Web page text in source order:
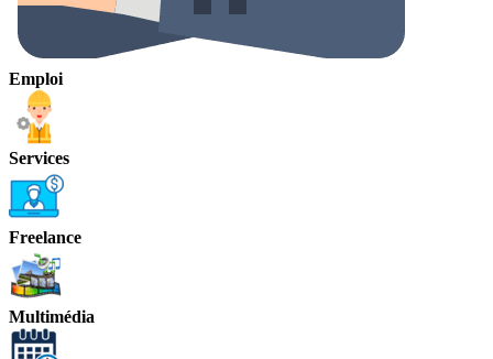
Emploi
Services
Freelance
Multimédia